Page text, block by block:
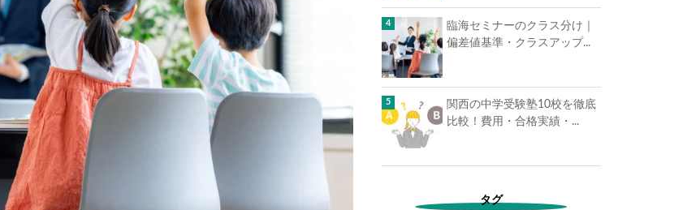
臨海セミナーのクラス分け｜
偏差値基準・クラスアップ...
関西の中学受験塾10校を徹底
比較！費用・合格実績・...
タグ